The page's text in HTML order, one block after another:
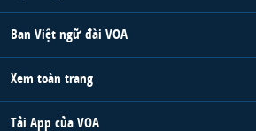
Ban Việt ngữ đài VOA
Xem toàn trang
Tải App của VOA